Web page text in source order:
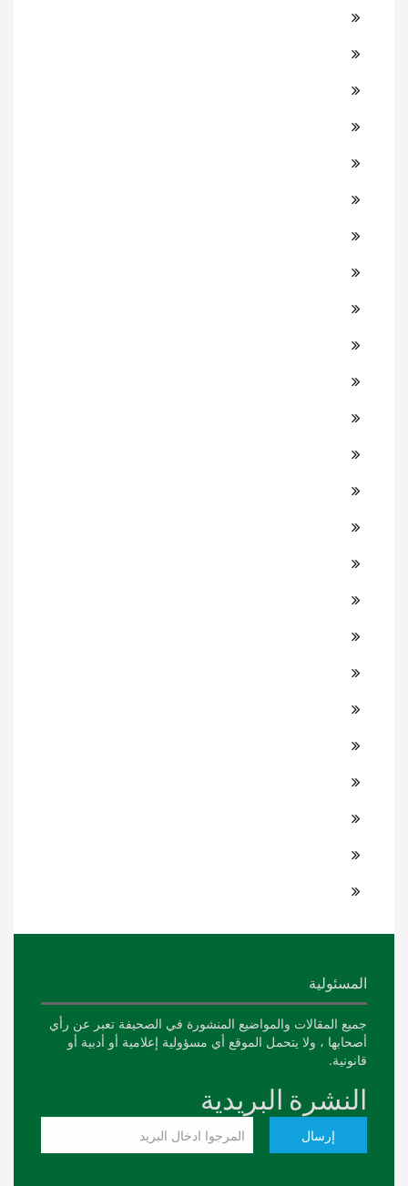
المسئولية
جميع المقالات والمواضيع المنشورة في الصحيفة تعبر عن رأي
أصحابها ، ولا يتحمل الموقع أي مسؤولية إعلامية أو أدبية أو
قانونية.
النشرة البريدية